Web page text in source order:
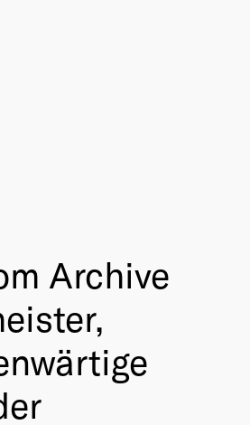
Archive